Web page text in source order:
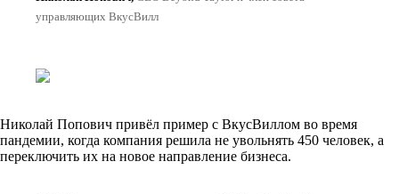
управляющих ВкусВилл
Николай Попович привёл пример с ВкусВиллом во время
пандемии, когда компания решила не увольнять 450 человек, а
переключить их на новое направление бизнеса.